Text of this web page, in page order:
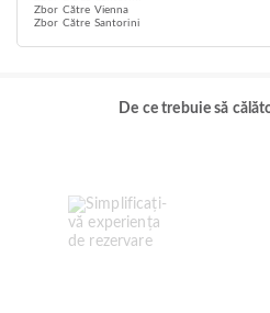
Zbor Către Vienna
Zbor Către Santorini
De ce trebuie să